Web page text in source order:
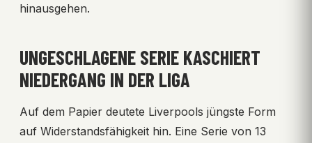
hinausgehen.
UNGESCHLAGENE SERIE KASCHIERT
NIEDERGANG IN DER LIGA
Auf dem Papier deutete Liverpools jüngste Form
auf Widerstandsfähigkeit hin. Eine Serie von 13